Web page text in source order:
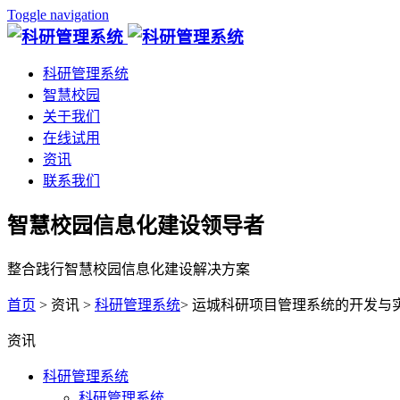
Toggle navigation
科研管理系统
智慧校园
关于我们
在线试用
资讯
联系我们
智慧校园信息化建设领导者
整合践行智慧校园信息化建设解决方案
首页 > 资讯 > 科研管理系统> 运城科研项目管理系统的开发与
资讯
科研管理系统